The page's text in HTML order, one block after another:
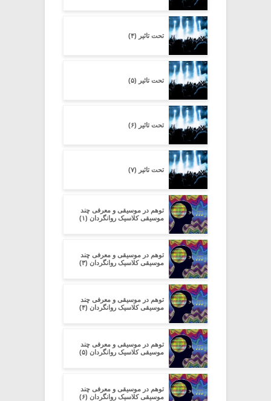
تحت تاثیر (۴)
تحت تاثیر (۵)
تحت تاثیر (۶)
تحت تاثیر (۷)
توهم در موسیقی و معرفی چند
موسیقی‌ کلاسیک روانگردان (۱)
توهم در موسیقی و معرفی چند
موسیقی‌ کلاسیک روانگردان (۳)
توهم در موسیقی و معرفی چند
موسیقی‌ کلاسیک روانگردان (۴)
توهم در موسیقی و معرفی چند
موسیقی‌ کلاسیک روانگردان (۵)
توهم در موسیقی و معرفی چند
موسیقی‌ کلاسیک روانگردان (۶)